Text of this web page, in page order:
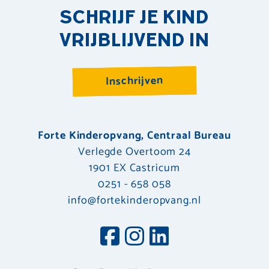
SCHRIJF JE KIND
VRIJBLIJVEND IN
Inschrijven
Forte Kinderopvang, Centraal Bureau
Verlegde Overtoom 24
1901 EX Castricum
0251 - 658 058
info@fortekinderopvang.nl